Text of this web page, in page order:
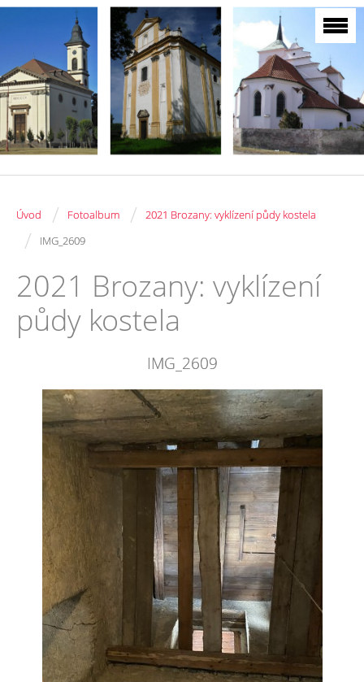
Úvod / Fotoalbum / 2021 Brozany: vyklízení půdy kostela
/ IMG_2609
2021 Brozany: vyklízení
půdy kostela
IMG_2609